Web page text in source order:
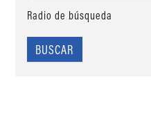
Radio de búsqueda